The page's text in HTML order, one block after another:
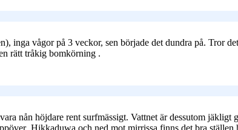
inga vågor på 3 veckor, sen började det dundra på. Tror
rätt tråkig bomkörning .
nån höjdare rent surfmässigt. Vattnet är dessutom